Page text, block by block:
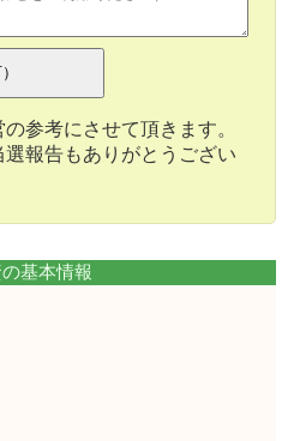
参考にさせて頂きます。
報告もありがとうござい
基本情報